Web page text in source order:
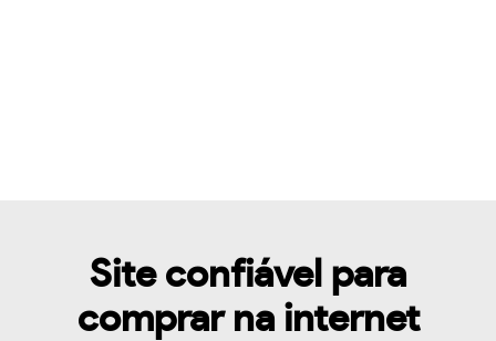
Site confiável para
comprar na internet